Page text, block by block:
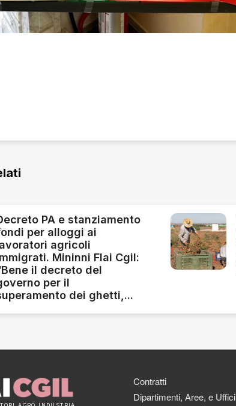
PA e stanziamento
per alloggi ai
agricoli
Mininni Flai Cgil:
il decreto del
per il
dei ghetti,...
Contratti
Dipartimenti, Aree, e Uffici